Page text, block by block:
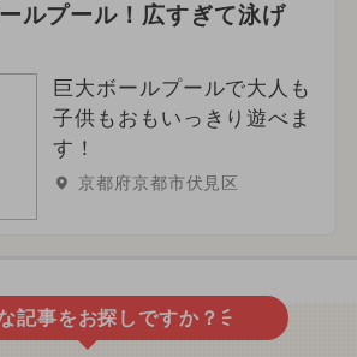
ルプール！広すぎて泳げ
巨大ボールプールで大人も
子供もおもいっきり遊べま
す！
京都府京都市伏見区
記事をお探しですか？